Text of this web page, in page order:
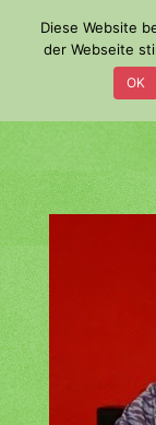
a
i
n
c
o
n
t
e
n
t
Diese Website
der Webseite
OK